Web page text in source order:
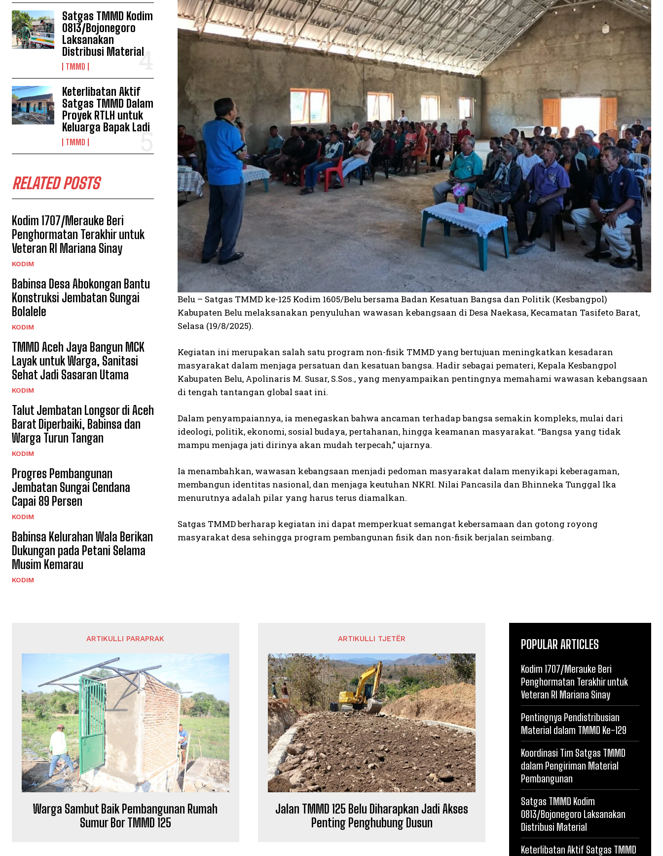
Satgas TMMD Kodim
0813/Bojonegoro
Laksanakan
Distribusi Material
TMMD
Keterlibatan Aktif
Satgas TMMD Dalam
Proyek RTLH untuk
Keluarga Bapak Ladi
TMMD
RELATED POSTS
Kodim 1707/Merauke Beri
Penghormatan Terakhir untuk
Veteran RI Mariana Sinay
KODIM
Babinsa Desa Abokongan Bantu
Konstruksi Jembatan Sungai
Bolalele
KODIM
TMMD Aceh Jaya Bangun MCK
Layak untuk Warga, Sanitasi
Sehat Jadi Sasaran Utama
KODIM
Talut Jembatan Longsor di Aceh
Barat Diperbaiki, Babinsa dan
Warga Turun Tangan
KODIM
Progres Pembangunan
Jembatan Sungai Cendana
Capai 89 Persen
KODIM
Babinsa Kelurahan Wala Berikan
Dukungan pada Petani Selama
Musim Kemarau
KODIM
Belu – Satgas TMMD ke-125 Kodim 1605/Belu bersama Badan Kesatuan Bangsa dan Politik (Kesbangpol)
Kabupaten Belu melaksanakan penyuluhan wawasan kebangsaan di Desa Naekasa, Kecamatan Tasifeto Barat,
Selasa (19/8/2025).
Kegiatan ini merupakan salah satu program non-fisik TMMD yang bertujuan meningkatkan kesadaran
masyarakat dalam menjaga persatuan dan kesatuan bangsa. Hadir sebagai pemateri, Kepala Kesbangpol
Kabupaten Belu, Apolinaris M. Susar, S.Sos., yang menyampaikan pentingnya memahami wawasan kebangsaan
di tengah tantangan global saat ini.
Dalam penyampaiannya, ia menegaskan bahwa ancaman terhadap bangsa semakin kompleks, mulai dari
ideologi, politik, ekonomi, sosial budaya, pertahanan, hingga keamanan masyarakat. “Bangsa yang tidak
mampu menjaga jati dirinya akan mudah terpecah,” ujarnya.
Ia menambahkan, wawasan kebangsaan menjadi pedoman masyarakat dalam menyikapi keberagaman,
membangun identitas nasional, dan menjaga keutuhan NKRI. Nilai Pancasila dan Bhinneka Tunggal Ika
menurutnya adalah pilar yang harus terus diamalkan.
Satgas TMMD berharap kegiatan ini dapat memperkuat semangat kebersamaan dan gotong royong
masyarakat desa sehingga program pembangunan fisik dan non-fisik berjalan seimbang.
ARTIKULLI PARAPRAK
Warga Sambut Baik Pembangunan Rumah
Sumur Bor TMMD 125
ARTIKULLI TJETËR
Jalan TMMD 125 Belu Diharapkan Jadi Akses
Penting Penghubung Dusun
POPULAR ARTICLES
Kodim 1707/Merauke Beri
Penghormatan Terakhir untuk
Veteran RI Mariana Sinay
Pentingnya Pendistribusian
Material dalam TMMD Ke-129
Koordinasi Tim Satgas TMMD
dalam Pengiriman Material
Pembangunan
Satgas TMMD Kodim
0813/Bojonegoro Laksanakan
Distribusi Material
Keterlibatan Aktif Satgas TMMD